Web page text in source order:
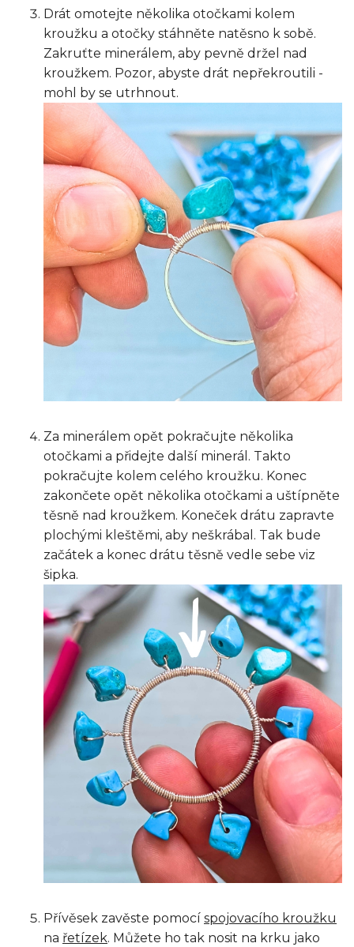
Drát omotejte několika otočkami kolem
kroužku a otočky stáhněte natěsno k sobě.
Zakruťte minerálem, aby pevně držel nad
kroužkem. Pozor, abyste drát nepřekroutili -
mohl by se utrhnout.
Za minerálem opět pokračujte několika
otočkami a přidejte další minerál. Takto
pokračujte kolem celého kroužku. Konec
zakončete opět několika otočkami a uštípněte
těsně nad kroužkem. Koneček drátu zapravte
plochými kleštěmi, aby neškrábal. Tak bude
začátek a konec drátu těsně vedle sebe viz
šipka.
Přívěsek zavěste pomocí spojovacího kroužku
na řetízek. Můžete ho tak nosit na krku jako